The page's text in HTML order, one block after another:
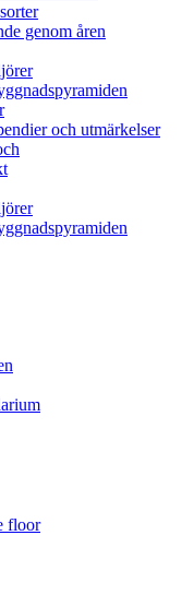
genom åren
och utmärkelser
floor